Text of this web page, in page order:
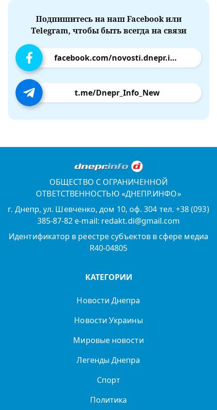
Подпишитесь на наш Facebook или
Telegram, чтобы быть всегда на связи
facebook.com/novosti.dnepr.info
t.me/Dnepr_Info_New
ОБЩЕСТВО С ОГРАНИЧЕННОЙ
ОТВЕТСТВЕННОСТЬЮ «ДНЕПР.ИНФО»
г. Днепр, ул. Шевченко, дом 10, оф. 304 тел. +38 (093)
385-87-82 e-mail: redakt.di@gmail.com
Идентификатор в реестре субъектов в сфере медиа
R40-04805
КАТЕГОРИИ
Новости Днепра
Новости Украины
Мировые новости
Легенды Днепра
Спорт
Политика